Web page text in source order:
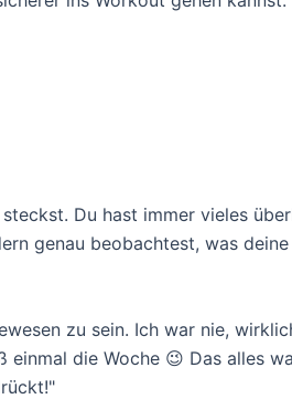
Du hast immer vieles
genau beobachtest, was
zu sein. Ich war nie,
die Woche 😉 Das alles